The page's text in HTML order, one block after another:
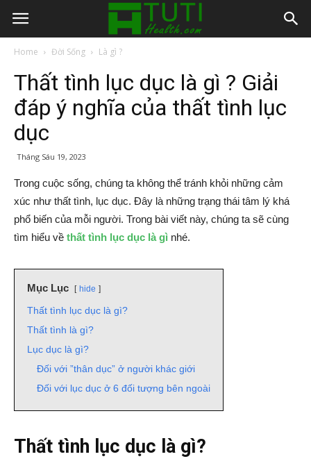
Home Đời Sống Là gì ?
Thất tình lục dục là gì ? Giải
đáp ý nghĩa của thất tình lục
dục
Tháng Sáu 19, 2023
Trong cuộc sống, chúng ta không thể tránh khỏi những cảm
xúc như thất tình, lục dục. Đây là những trạng thái tâm lý khá
phổ biến của mỗi người. Trong bài viết này, chúng ta sẽ cùng
tìm hiểu về thất tình lục dục là gì nhé.
Mục Lục hide
Thất tình lục dục là gì?
Thất tình là gì?
Lục dục là gì?
Đối với ”thân dục” ở người khác giới
Đối với lục dục ở 6 đối tượng bên ngoài
Thất tình lục dục là gì?